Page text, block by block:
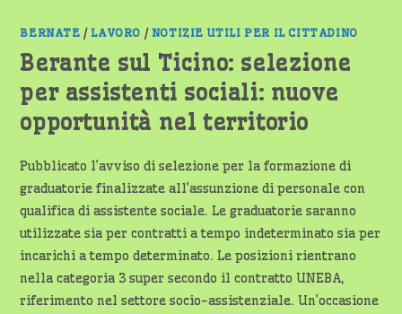
BERNATE /LAVORO / NOTIZIE UTILI PER IL CITTADINO
Berante sul Ticino: selezione
per assistenti sociali: nuove
opportunità nel territorio
Pubblicato l’avviso di selezione per la formazione di
graduatorie finalizzate all’assunzione di personale con
qualifica di assistente sociale. Le graduatorie saranno
utilizzate sia per contratti a tempo indeterminato sia per
incarichi a tempo determinato. Le posizioni rientrano
nella categoria 3 super secondo il contratto UNEBA,
riferimento nel settore socio-assistenziale. Un’occasione